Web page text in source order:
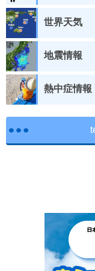
世界天気
地震情報
熱中症情報